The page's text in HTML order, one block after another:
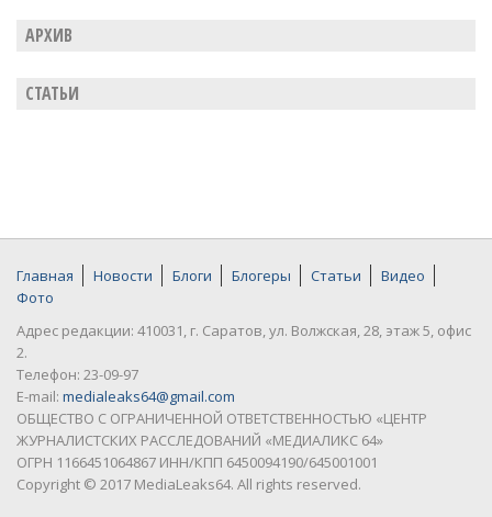
АРХИВ
СТАТЬИ
Главная Новости Блоги Блогеры Статьи
Видео
Фото
Адрес редакции: 410031, г. Саратов, ул. Волжская, 28, этаж 5, офис
2.
Телефон: 23-09-97
E-mail: medialeaks64@gmail.com
ОБЩЕСТВО С ОГРАНИЧЕННОЙ ОТВЕТСТВЕННОСТЬЮ «ЦЕНТР
ЖУРНАЛИСТСКИХ РАССЛЕДОВАНИЙ «МЕДИАЛИКС 64»
ОГРН 1166451064867 ИНН/КПП 6450094190/645001001
Copyright © 2017 MediaLeaks64. All rights reserved.